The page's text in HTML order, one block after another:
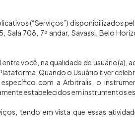
(“Serviços”) disponibilizados
708, 7º andar, Savassi, Belo
você, na qualidade de usuário(a),
Quando o Usuário tiver
com a Arbitralis, o
estabelecidos em instrumentos
tendo em vista que essas